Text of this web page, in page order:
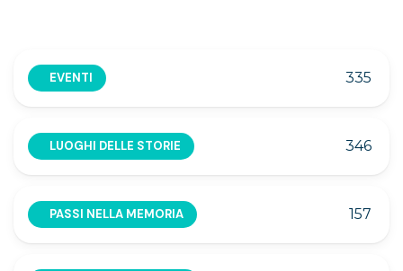
EVENTI 335
LUOGHI DELLE STORIE 346
PASSI NELLA MEMORIA 157